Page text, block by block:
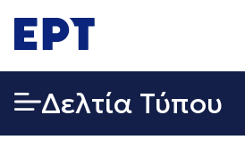
σε
περιεχόμενο
Δελτία Τύπου